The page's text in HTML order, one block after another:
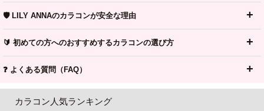
🛡️ LILY ANNAのカラコンが安全な理由
🔰 初めての方へのおすすめするカラコンの選び方
❓ よくある質問（FAQ）
カラコン人気ランキング